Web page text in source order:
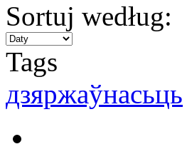
Sortuj według:
Tags
дзяржаўнасьць